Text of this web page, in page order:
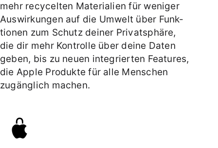
V
o
l
l­
a
u
mehr recy­celten Materialien für weniger
Aus­wirkungen auf die Umwelt über Funk­
tionen zum Schutz deiner Privat­sphäre,
die dir mehr Kontrolle über deine Daten
geben, bis zu neuen inte­grierten Features,
die Apple Produkte für alle Menschen
zugäng­lich machen.